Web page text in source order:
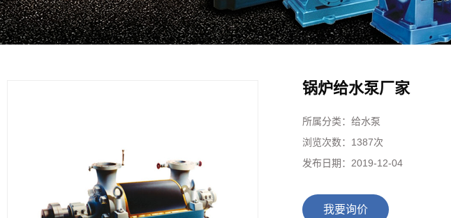
N、NL型冷凝泵
Y、YS型系列离心油泵
AY型单两级离心油泵
锅炉给水泵厂家
所属分类： 给水泵
浏览次数： 1387次
发布日期： 2019-12-04
我要询价